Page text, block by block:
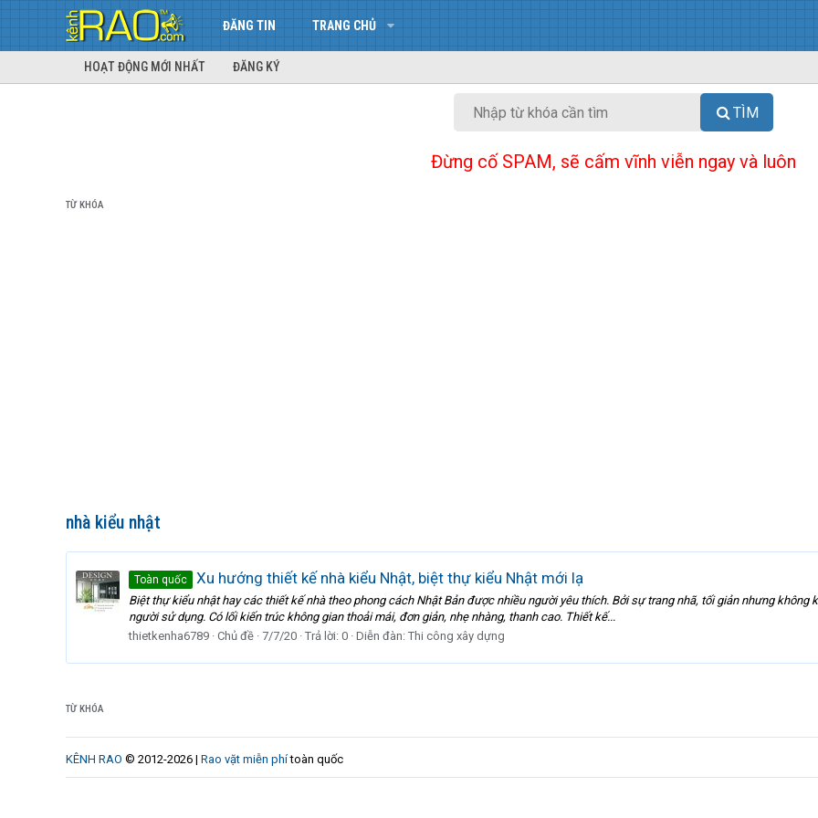
ĐĂNG TIN TRANG CHỦ
HOẠT ĐỘNG MỚI NHẤT ĐĂNG KÝ
TÌM
Đừng cố SPAM, sẽ cấm vĩnh viễn ngay và luôn
TỪ KHÓA
nhà kiểu nhật
Toàn quốc Xu hướng thiết kế nhà kiểu Nhật, biệt thự kiểu Nhật mới lạ
Biệt thự kiểu nhật hay các thiết kế nhà theo phong cách Nhật Bản được nhiều người yêu thích. Bởi sự trang nhã, tối giản nhưng
người sử dụng. Có lối kiến trúc không gian thoải mái, đơn giản, nhẹ nhàng, thanh cao. Thiết kế...
thietkenha6789 Chủ đề 7/7/20 Trả lời: 0 Diễn đàn: Thi công xây dựng
TỪ KHÓA
KÊNH RAO © 2012-2026 | Rao vặt miễn phítoàn quốc